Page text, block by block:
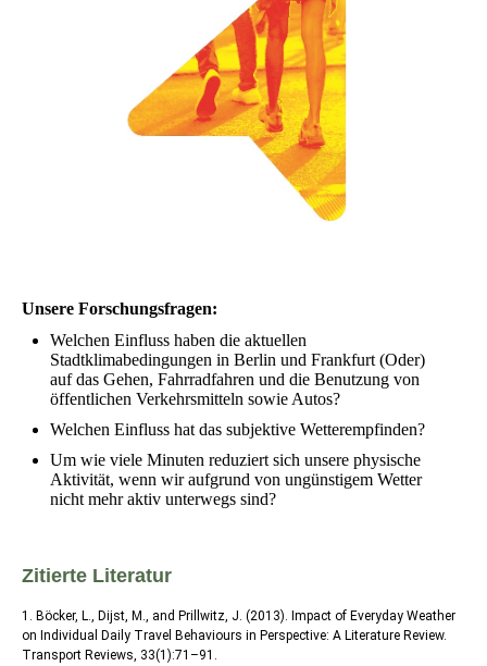
Unsere Forschungsfragen:
Welchen Einfluss haben die aktuellen
Stadtklimabedingungen in Berlin und Frankfurt (Oder)
auf das Gehen, Fahrradfahren und die Benutzung von
öffentlichen Verkehrsmitteln sowie Autos?
Welchen Einfluss hat das subjektive Wetterempfinden?
Um wie viele Minuten reduziert sich unsere physische
Aktivität, wenn wir aufgrund von ungünstigem Wetter
nicht mehr aktiv unterwegs sind?
Zitierte Literatur
1. Böcker, L., Dijst, M., and Prillwitz, J. (2013). Impact of Everyday Weather
on Individual Daily Travel Behaviours in Perspective: A Literature Review.
Transport Reviews, 33(1):71–91.